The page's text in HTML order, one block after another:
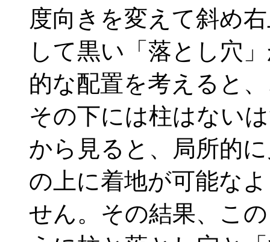
度向きを変えて斜め
して黒い「落とし穴
的な配置を考えると
その下には柱はない
から見ると、局所的
の上に着地が可能な
せん。その結果、こ